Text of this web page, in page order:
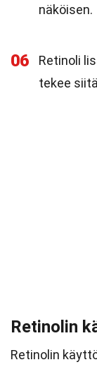
näköisen.
06
Retinoli
tekee
Retinolin
Retinolin